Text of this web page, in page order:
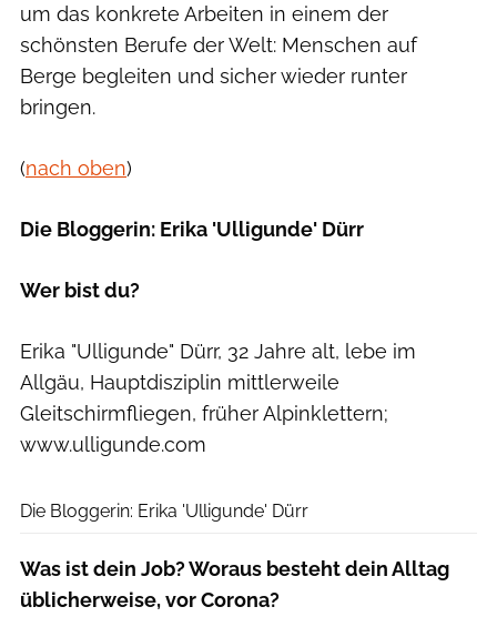
um das konkrete Arbeiten in einem der
schönsten Berufe der Welt: Menschen auf
Berge begleiten und sicher wieder runter
bringen.
(nach oben)
Die Bloggerin: Erika 'Ulligunde' Dürr
Wer bist du?
Erika "Ulligunde" Dürr, 32 Jahre alt, lebe im
Allgäu, Hauptdisziplin mittlerweile
Gleitschirmfliegen, früher Alpinklettern;
www.ulligunde.com
Die Bloggerin: Erika 'Ulligunde' Dürr
Was ist dein Job? Woraus besteht dein Alltag
üblicherweise, vor Corona?